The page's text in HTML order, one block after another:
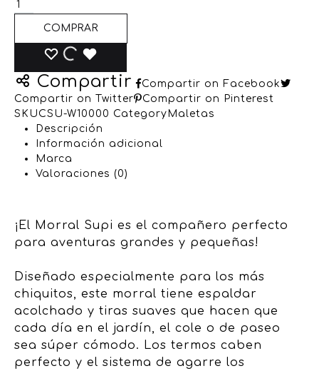
COMPRAR
Compartir
Compartir on Facebook
Compartir on Twitter
Compartir on Pinterest
SKU CSU-W10000 Category Maletas
Descripción
Información adicional
Marca
Valoraciones (0)
¡El Morral Supi es el compañero perfecto
para aventuras grandes y pequeñas!
Diseñado especialmente para los más
chiquitos, este morral tiene espaldar
acolchado y tiras suaves que hacen que
cada día en el jardín, el cole o de paseo
sea súper cómodo. Los termos caben
perfecto y el sistema de agarre los